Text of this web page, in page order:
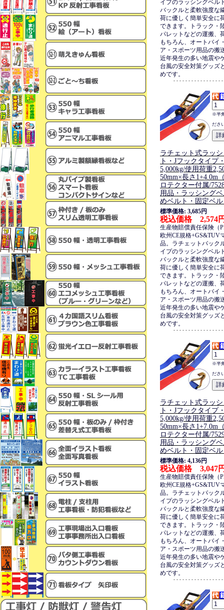
イプのラッシングベル
バックルと柔軟強度な
荷に優しく簡単安全に
できます。トラック・
パレットなどの運搬、
もちろん、オートバイ
ア・スポーツ用品の搬
近年発生の多い地震や
台風の安全対策グッズ
めです。
※半
ださ
ラチェット式ラッ
ト・Jフックタイプ
5,000kg/使用荷重
50mm×長さ1+4.0m
ロテクター付属/
用品・ラッシング
めベルト・固定ベ
標準価格: 3,685円
税込価格 2,574
生産物賠償責任保険（
欧州CE規格+GS&TUV
品。ラチェットバック
イプのラッシングベル
バックルと柔軟強度な
荷に優しく簡単安全に
できます。トラック・
パレットなどの運搬、
もちろん、オートバイ
ア・スポーツ用品の搬
近年発生の多い地震や
台風の安全対策グッズ
めです。
※半
ださ
ラチェット式ラッ
ト・Jフックタイプ
5,000kg/使用荷重
50mm×長さ1+7.0m
ロテクター付属/
用品・ラッシング
めベルト・固定ベ
標準価格: 4,136円
税込価格 3,047
生産物賠償責任保険（
欧州CE規格+GS&TUV
品。ラチェットバック
イプのラッシングベル
バックルと柔軟強度な
荷に優しく簡単安全に
できます。トラック・
パレットなどの運搬、
もちろん、オートバイ
ア・スポーツ用品の搬
近年発生の多い地震や
台風の安全対策グッズ
めです。